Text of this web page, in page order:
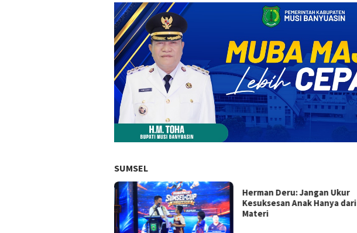
SUMSEL
Herman Deru: Jangan Ukur
Kesuksesan Anak Hanya dari
Materi